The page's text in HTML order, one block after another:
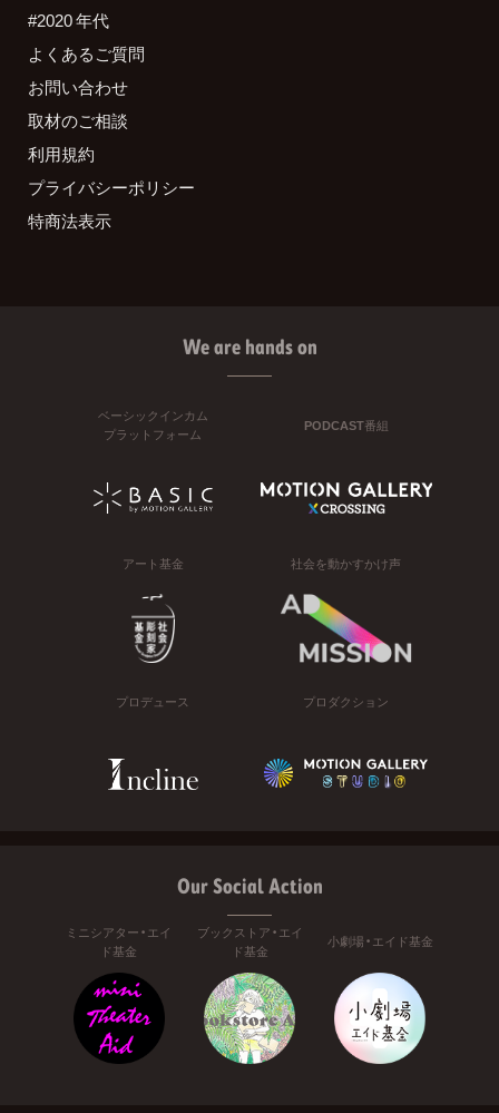
#2020 年代
よくあるご質問
お問い合わせ
取材のご相談
利用規約
プライバシーポリシー
特商法表示
We are hands on
ベーシックインカム
プラットフォーム
PODCAST番組
アート基金 社会を動かすかけ声
プロデュース プロダクション
Our Social Action
ミニシアター・エイ
ド基金
ブックストア・エイ
ド基金
小劇場・エイド基金